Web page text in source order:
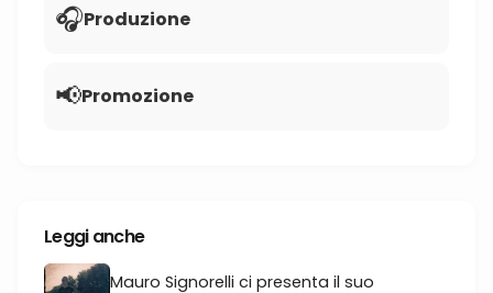
🎧Produzione
📢Promozione
Leggi anche
Mauro Signorelli ci presenta il suo